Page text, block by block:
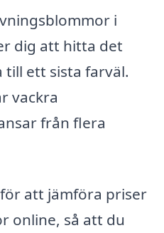
i
dig att hitta det
ett sista farväl.
vackra
från flera
att jämföra priser
online, så att du